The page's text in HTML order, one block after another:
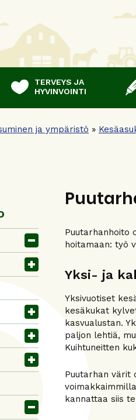
TERVEYS JA
HYVINVOINTI
ja ympäristö »
Puutarhanhoito
hoitamaan: työ
Yksi- ja
Yksivuotiset
kesäkukat
kasvualustan.
paljon lehtiä,
Kuihtuneitten
Puutarhan värit
kannattaa siis